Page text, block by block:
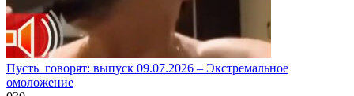
Пусть_говорят: выпуск 09.07.2026 – Экстремальное
омоложение